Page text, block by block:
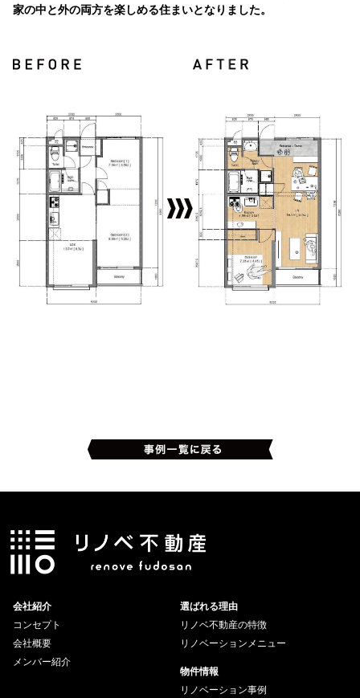
家の中と外の両方を楽しめる住まいとなりました。
会社紹介
コンセプト
会社概要
メンバー紹介
選ばれる理由
リノベ不動産の特徴
リノベーションメニュー
物件情報
リノベーション事例